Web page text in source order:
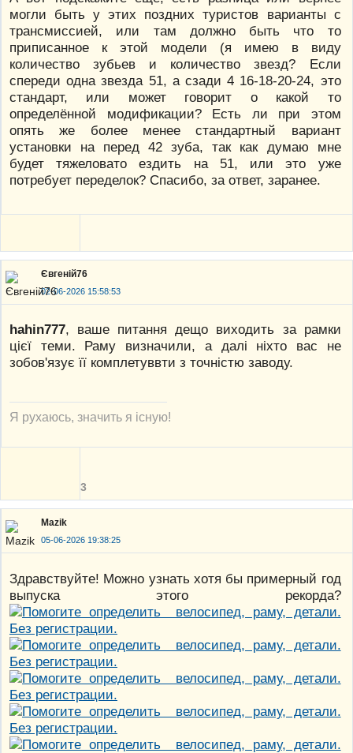
могли быть у этих поздних туристов варианты с
трансмиссией, или там должно быть что то
приписанное к этой модели (я имею в виду
количество зубьев и количество звезд? Если
спереди одна звезда 51, а сзади 4 16-18-20-24, это
стандарт, или может говорит о какой то
определённой модификации? Есть ли при этом
опять же более менее стандартный вариант
установки на перед 42 зуба, так как думаю мне
будет тяжеловато ездить на 51, или это уже
потребует переделок? Спасибо, за ответ, заранее.
Євгеній76
02-06-2026 15:58:53
hahin777, ваше питання дещо виходить за рамки
цієї теми. Раму визначили, а далі ніхто вас не
зобов'язує її комплетуввти з точністю заводу.
Я рухаюсь, значить я існую!
3
Mazik
05-06-2026 19:38:25
Здравствуйте! Можно узнать хотя бы примерный год
выпуска этого рекорда?